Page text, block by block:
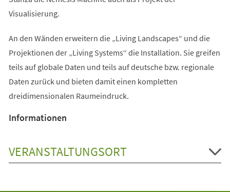
Visualisierung.
An den Wänden erweitern die „Living Landscapes“ und die
Projektionen der „Living Systems“ die Installation. Sie greifen
teils auf globale Daten und teils auf deutsche bzw. regionale
Daten zurück und bieten damit einen kompletten
dreidimensionalen Raumeindruck.
Informationen
VERANSTALTUNGSORT